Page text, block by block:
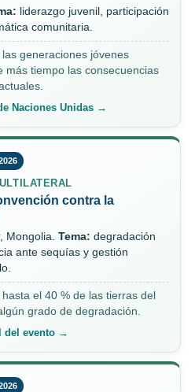
liderazgo juvenil, participación
comunitaria.
las generaciones jóvenes
más tiempo las consecuencias
Naciones Unidas →
contra la
Mongolia. Tema: degradación
ante sequías y gestión
hasta el 40 % de las tierras del
grado de degradación.
del evento →